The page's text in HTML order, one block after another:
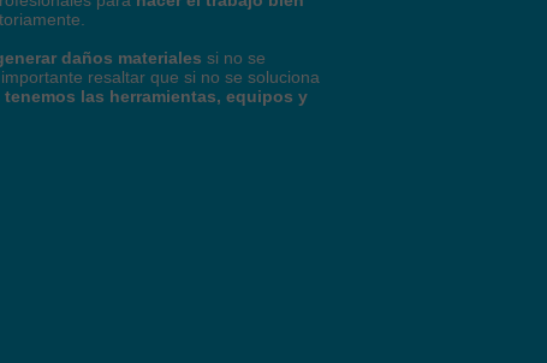
daños materiales si no se
resaltar que si no se soluciona
tenemos las herramientas, equipos y